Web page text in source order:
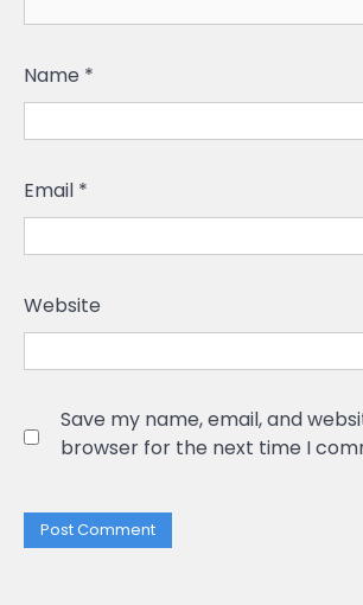
Name *
Email *
Website
Save my name, email, and
browser for the next time I